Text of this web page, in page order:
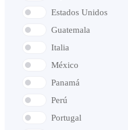
Estados Unidos
Guatemala
Italia
México
Panamá
Perú
Portugal